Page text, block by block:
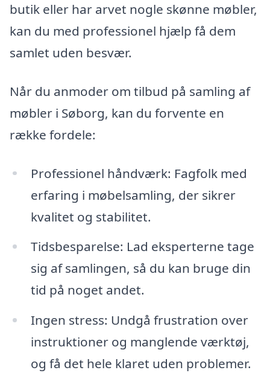
butik eller har arvet nogle skønne møbler,
kan du med professionel hjælp få dem
samlet uden besvær.
Når du anmoder om tilbud på samling af
møbler i Søborg, kan du forvente en
række fordele:
Professionel håndværk: Fagfolk med
erfaring i møbelsamling, der sikrer
kvalitet og stabilitet.
Tidsbesparelse: Lad eksperterne tage
sig af samlingen, så du kan bruge din
tid på noget andet.
Ingen stress: Undgå frustration over
instruktioner og manglende værktøj,
og få det hele klaret uden problemer.